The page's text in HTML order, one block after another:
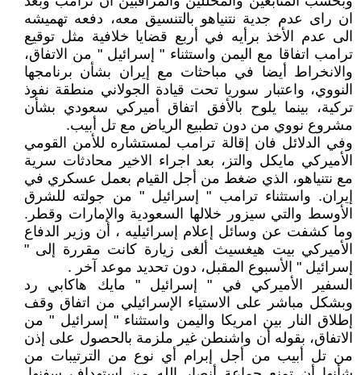
ان راى عدم جدية نتنياهو بالتنسيق معه، دفعه تهميشه
الى عدم الأخذ برأيه في أربع قضايا خلافية مثل توقيع
ترامب اتفاقا مع اليمن واستثناء " إسرائيل " من الاتفاق،
والانخراط أيضا في مباحثات مع إيران بشأن برنامجها
النووي، واعتبار سوريا تحت قيادة الجولاني منطقة نفوذ
تركية، بينما يلوح بالأفق اتفاق أميركي سعودي بشأن
مشروع نووي من دون تطبيع الرياض مع تل أبيب.
وفي الدلائل فان إقالة ترامب لمستشاره للأمن القومي
الأميركي مايكل والتز، بعد اجراء الاخير محادثات سرية
مع نتنياهو، الذي ضغط من أجل القيام بعمل عسكري في
إيران. واستثناء ترامب " إسرائيل " من جولته للشرق
الأوسط والتي سيزور خلالها السعودية والإمارات وقطر.
وما كشفت عن وسائل إعلام إسرائيليه ، أن وزير الدفاع
الأميركي بيت هيغسيث ألغى زيارة كانت مقررة إلى "
إسرائيل " الأسبوع المقبل، دون تحديد موعد آخر .
السفير الأميركي في " إسرائيل " مايك هاكابي رد
وبشكل مباشر على الاستياء الإسرائيلي من اتفاق وقف
إطلاق النار بين امريكا واليمن واستثناء " إسرائيل " من
الاتفاق، بقوله أن واشنطن غير ملزمة بالحصول على إذن
من تل أبيب من أجل إبرام أي نوع من الترتيبات من